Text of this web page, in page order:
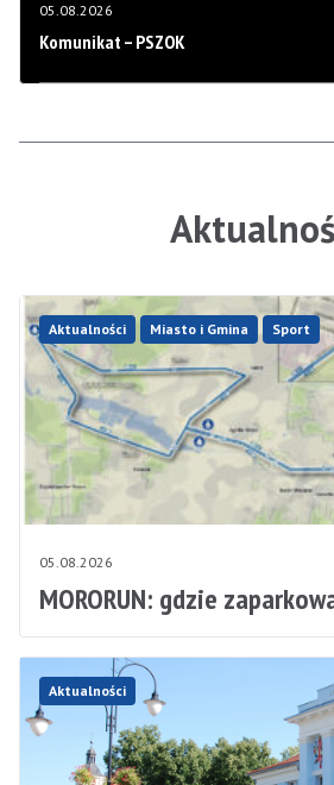
05.08.2026
Komunikat – PSZOK
Aktualności Miasto i Gmina Sport
05.08.2026
MORORUN: gdzie
Aktualności